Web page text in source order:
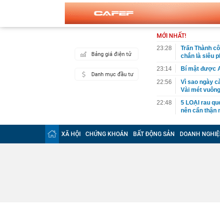
Bảng giá điện tử
Danh mục đầu tư
MỚI NHẤT!
23:28
Trấn Thành
chắn là siêu
23:14
Bí mật được
22:56
Vì sao ngày
Vài mét
22:48
5 LOẠI rau
nên cẩn thận
22:28
CHÍNH
nghỉ hè
22:25
Vì sao đồ ăn
XÃ HỘI CHỨNG KHOÁN BẤT ĐỘNG SẢN DOANH